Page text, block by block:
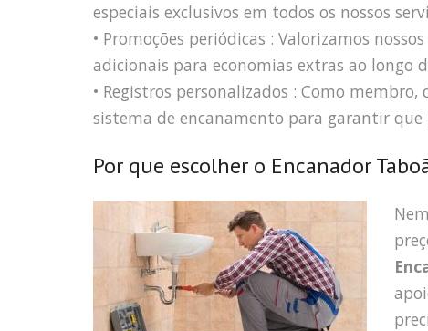
especiais exclusivos em todos os nossos
• Promoções periódicas : Valorizamos
adicionais para economias extras ao longo
• Registros personalizados : Como
sistema de encanamento para garantir
Por que escolher o Encanador